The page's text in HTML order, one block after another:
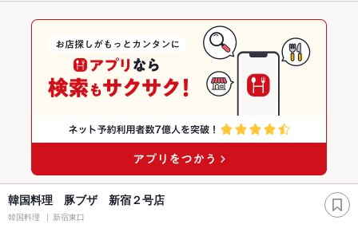
韓国料理 豚ブザ 新宿２号店
韓国料理 新宿東口